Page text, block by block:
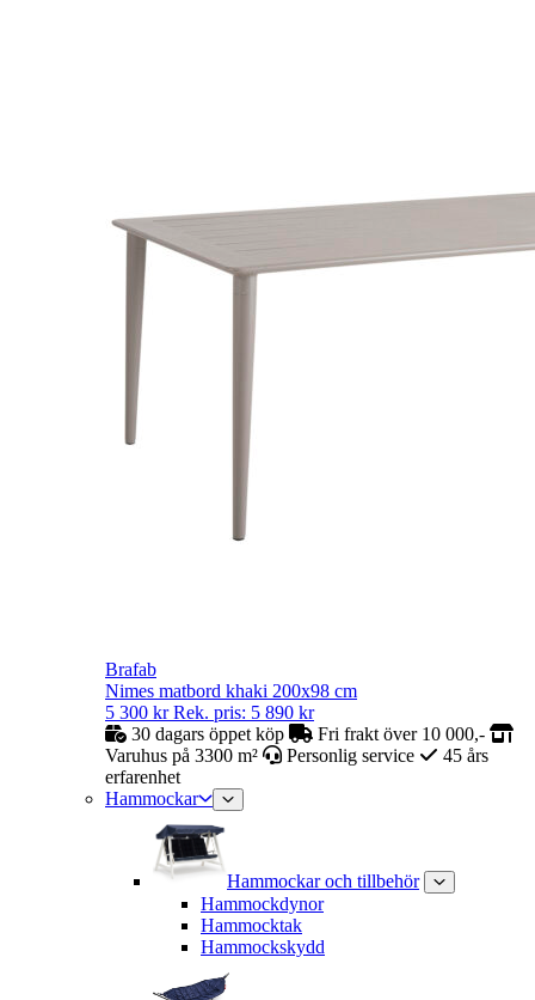
Brafab
Nimes matbord khaki 200x98 cm
5 300 kr Rek. pris: 5 890 kr
30 dagars öppet köp
Fri frakt över 10 000,-
Varuhus på 3300 m²
Personlig service
45 års
erfarenhet
Hammockar
Hammockar och tillbehör
Hammockdynor
Hammocktak
Hammockskydd